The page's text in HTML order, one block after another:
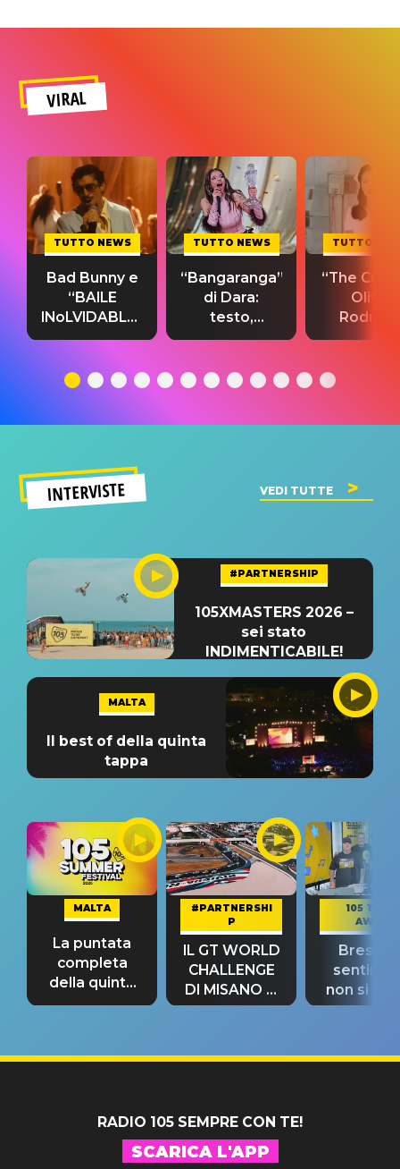
VIRAL
TUTTO NEWS
Bad Bunny e
“BAILE
INoLVIDABLE”:
testo,
significato
TUTTO NEWS
“Bangaranga”
di Dara:
testo,
traduzione e
del singolo
TUTTO
“The
Olivia
testo,
INTERVISTE VEDI TUTTE
#PARTNERSHIP
105XMASTERS 2026 –
sei stato
INDIMENTICABILE!
MALTA
Il best of della quinta
tappa
MALTA
La puntata
completa
della quinta
tappa
#PARTNERSHI
P
IL GT WORLD
CHALLENGE
DI MISANO si
riconferma
105 TAKE
AWAY
Bresh:
non si
fino alla
RADIO 105 SEMPRE CON TE!
SCARICA L'APP